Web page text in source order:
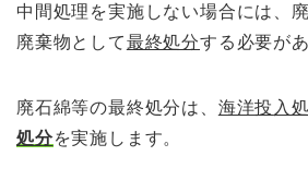
中間処理を実施しない場合には、
廃棄物として最終処分する必要があ
廃石綿等の最終処分は、 海洋投 入
処分を実施します。